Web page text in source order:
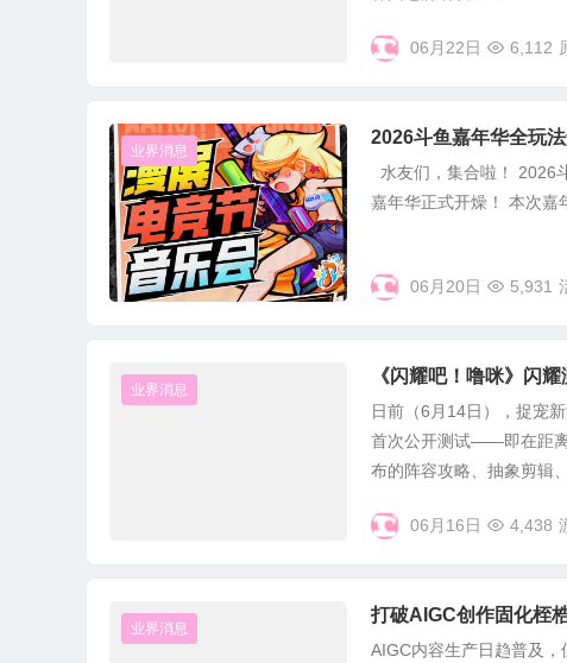
06月22日 6,112
业界消息
2026斗鱼嘉年华全玩
水友们，集合啦！ 2026
嘉年华正式开燥！ 本次嘉
06月20日 5,931
业界消息
《闪耀吧！噜咪》闪
日前（6月14日），捉宠
首次公开测试——即在距
布的阵容攻略、抽象剪辑、
06月16日 4,438
业界消息
打破AIGC创作固化桎
AIGC内容生产日趋普及，